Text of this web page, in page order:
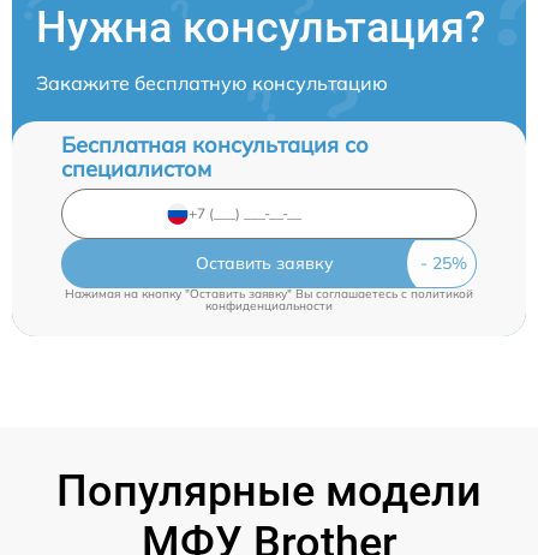
Нужна консультация?
Закажите бесплатную консультацию
Бесплатная консультация со
специалистом
Оставить заявку
Нажимая на кнопку "Оставить заявку" Вы соглашаетесь cполитикой
конфиденциальности
Популярные модели
МФУ Brother